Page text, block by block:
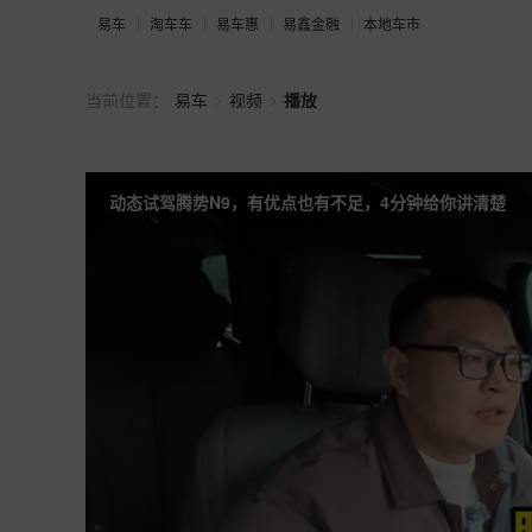
易车 淘车车 易车惠 易鑫金融 本地车市
当前位置： 易车 视频 播放
动态试驾腾势N9，有优点也有不足，4分钟给你讲清楚